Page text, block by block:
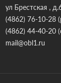
ул Брестская ,
(4862) 76-10-28
(4862) 44-40-20
mail@obl1.ru